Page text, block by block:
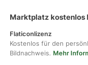
Marktplatz kostenlos
Flaticonlizenz
Kostenlos für den
Bildnachweis. Mehr